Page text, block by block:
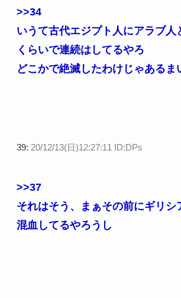
>>34
いうて古代エジプト人にアラブ人
くらいで連続はしてるやろ
どこかで絶滅したわけじゃあるま
39: 20/12/13(日)12:27:11 ID:DPs
>>37
それはそう、まぁその前にギリシ
混血してるやろうし